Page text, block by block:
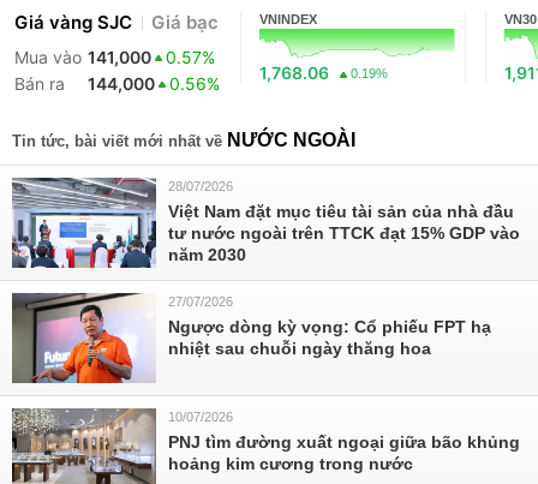
Giá vàng SJC Giá bạc
Mua vào 141,000
0.57%
Bán ra
144,000 0.56%
VNINDEX
1,768.06 0.19%
VN30
Tin tức, bài viết mới nhất về NƯỚC NGOÀI
28/07/2026
Việt Nam đặt mục tiêu tài sản của nhà đầu
tư nước ngoài trên TTCK đạt 15% GDP vào
năm 2030
27/07/2026
Ngược dòng kỳ vọng: Cổ phiếu FPT hạ
nhiệt sau chuỗi ngày thăng hoa
10/07/2026
PNJ tìm đường xuất ngoại giữa bão khủng
hoảng kim cương trong nước